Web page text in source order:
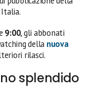
9:00, gli abbonati
della nuova
rilasci.
splendido